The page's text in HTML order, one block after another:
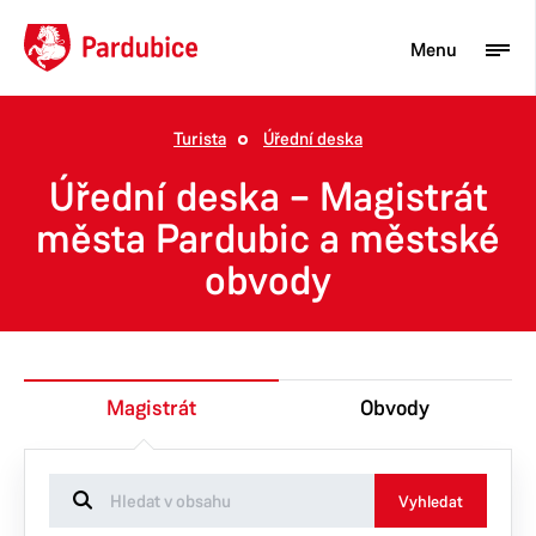
Turista
Aktuality
Občan
Turista Úřední deska
Úřední deska – Magistrát
města Pardubic a městské
obvody
Magistrát Obvody
Vyhledat
Menu